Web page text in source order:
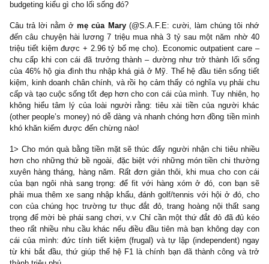
******
Mr. Allan là một triệu phú thực sự – chủ của hai nhà máy sản
vùng Midwest Hoa Kỳ. Anh ta và vợ con của mình đã sống
căn nhà 4 phòng ngủ ở khu vực middle-class neighbourhood
năm qua. Anh ta vẫn lái chiếc General Motors full-sized
nhiều năm qua. Anh ta sẽ nói với bạn rằng anh ta chẳng bao
gánh nặng mình bằng những sản phẩm trưng bày địa vị xã hội
cứ loại nào. Thậm chí, anh ta còn kể với chúng tôi một câu